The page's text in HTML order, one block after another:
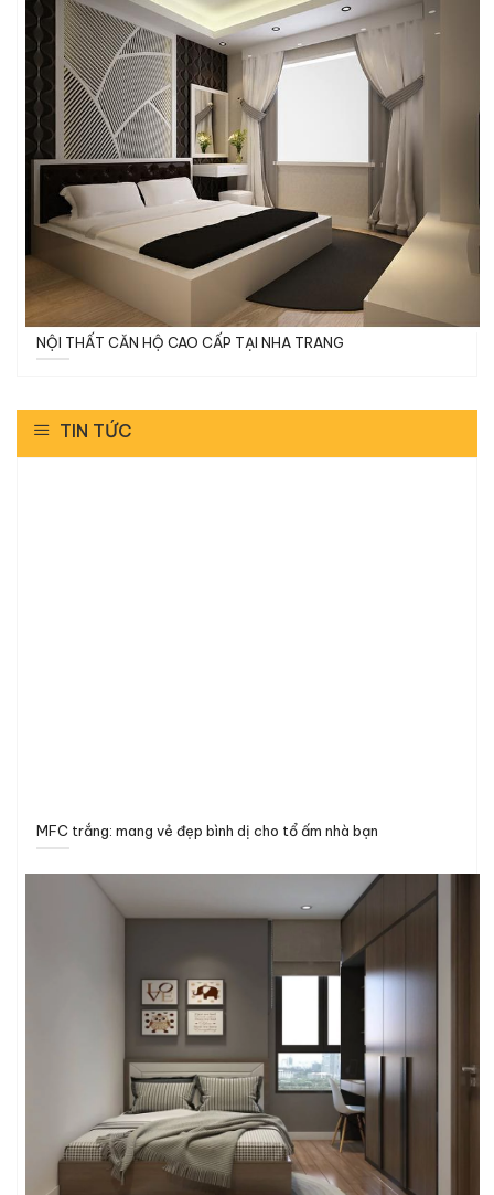
NỘI THẤT CĂN HỘ CAO CẤP TẠI NHA TRANG
TIN TỨC
MFC trắng: mang vẻ đẹp bình dị cho tổ ấm nhà bạn